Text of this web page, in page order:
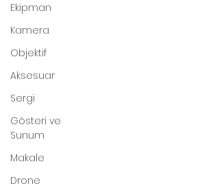
Ekipman
Kamera
Objektif
Aksesuar
Sergi
Gösteri ve
Sunum
Makale
Drone